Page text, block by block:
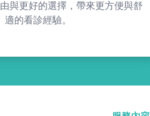
與更好的選擇，帶來更方便與舒
適的看診經驗。